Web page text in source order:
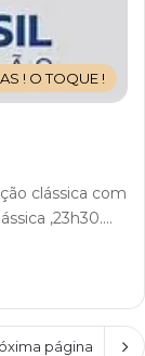
! O TOQUE !
clássica com
,23h30.…
página